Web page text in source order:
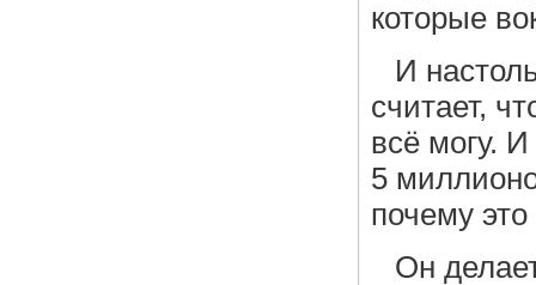
которые
И
считает,
всё могу. И
5
почему
Он